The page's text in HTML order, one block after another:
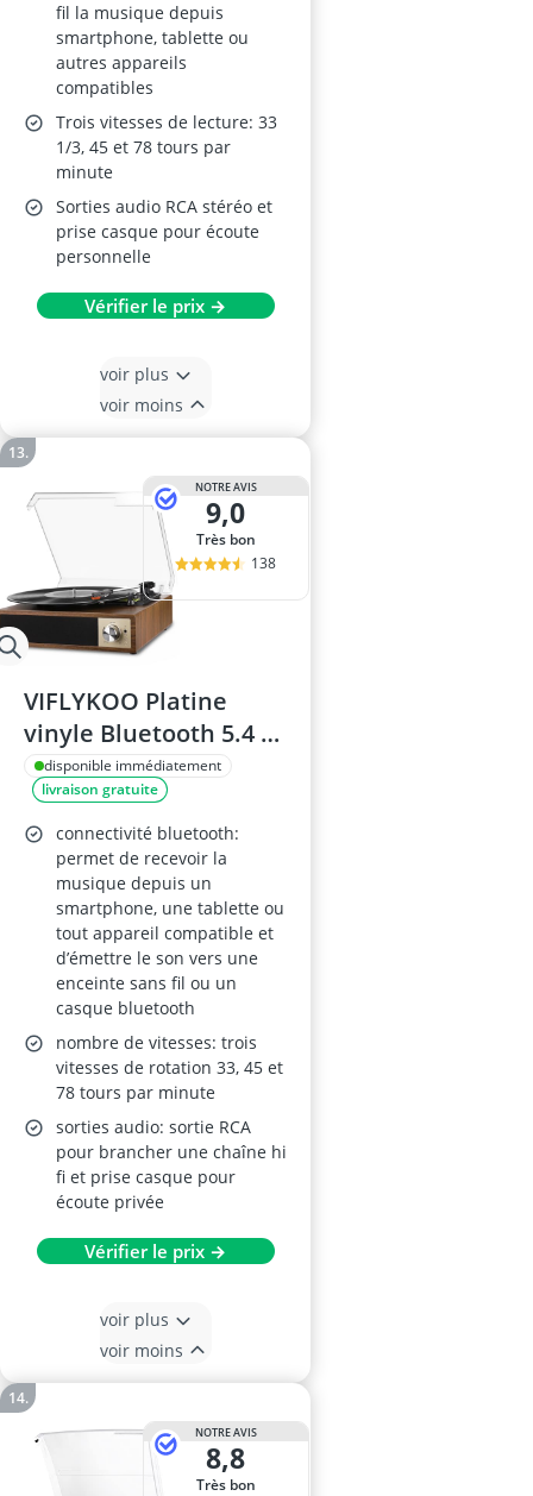
fil la musique depuis
smartphone, tablette ou
autres appareils
compatibles
Trois vitesses de lecture: 33
1/3, 45 et 78 tours par
minute
Sorties audio RCA stéréo et
prise casque pour écoute
personnelle
Vérifier le prix →
voir plus
voir moins
NOTRE AVIS
9,0
Très bon
138
VIFLYKOO Platine
vinyle Bluetooth 5.4 –
Tourne-disque avec
haut-parleurs stéréo
intégrés, 3 vitesses
(33/45/78 tours/min),
RCA/USB/AUX, brun
disponible immédiatement
livraison gratuite
connectivité bluetooth:
permet de recevoir la
musique depuis un
smartphone, une tablette ou
tout appareil compatible et
d’émettre le son vers une
enceinte sans fil ou un
casque bluetooth
nombre de vitesses: trois
vitesses de rotation 33, 45 et
78 tours par minute
sorties audio: sortie RCA
pour brancher une chaîne hi
fi et prise casque pour
écoute privée
Vérifier le prix →
voir plus
voir moins
NOTRE AVIS
8,8
Très bon